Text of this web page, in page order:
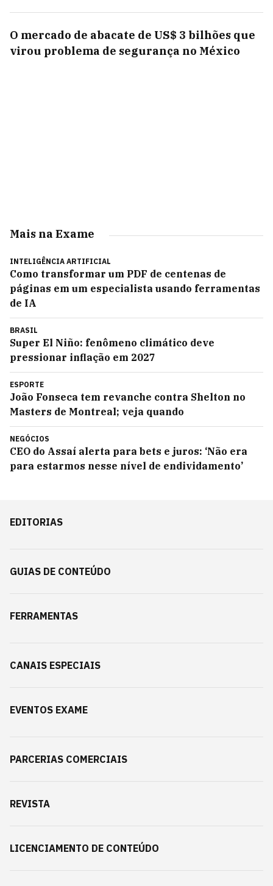
O mercado de abacate de US$ 3 bilhões que
virou problema de segurança no México
Mais na Exame
INTELIGÊNCIA ARTIFICIAL
Como transformar um PDF de centenas de
páginas em um especialista usando ferramentas
de IA
BRASIL
Super El Niño: fenômeno climático deve
pressionar inflação em 2027
ESPORTE
João Fonseca tem revanche contra Shelton no
Masters de Montreal; veja quando
NEGÓCIOS
CEO do Assaí alerta para bets e juros: ‘Não era
para estarmos nesse nível de endividamento’
EDITORIAS
GUIAS DE CONTEÚDO
FERRAMENTAS
CANAIS ESPECIAIS
EVENTOS EXAME
PARCERIAS COMERCIAIS
REVISTA
LICENCIAMENTO DE CONTEÚDO